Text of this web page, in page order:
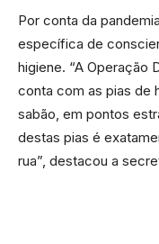
Por conta da
específica de
higiene. “A Operação
conta com as pias de
sabão, em pontos
destas pias é
rua”, destacou a